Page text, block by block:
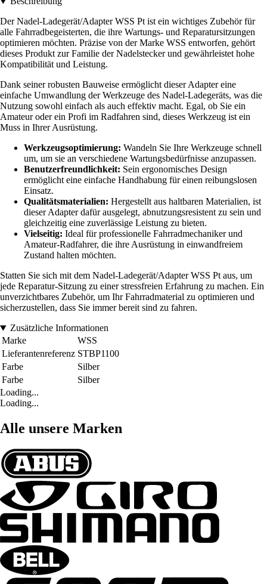
Der Nadel-Ladegerät/Adapter WSS Pt ist ein wichtiges Zubehör für
alle Fahrradbegeisterten, die ihre Wartungs- und Reparatursitzungen
optimieren möchten. Präzise von der Marke WSS entworfen, gehört
dieses Produkt zur Familie der Nadelstecker und gewährleistet hohe
Kompatibilität und Leistung.
Dank seiner robusten Bauweise ermöglicht dieser Adapter eine
einfache Umwandlung der Werkzeuge des Nadel-Ladegeräts, was die
Nutzung sowohl einfach als auch effektiv macht. Egal, ob Sie ein
Amateur oder ein Profi im Radfahren sind, dieses Werkzeug ist ein
Muss in Ihrer Ausrüstung.
Werkzeugsoptimierung: Wandeln Sie Ihre Werkzeuge schnell
um, um sie an verschiedene Wartungsbedürfnisse anzupassen.
Benutzerfreundlichkeit: Sein ergonomisches Design
ermöglicht eine einfache Handhabung für einen reibungslosen
Einsatz.
Qualitätsmaterialien: Hergestellt aus haltbaren Materialien, ist
dieser Adapter dafür ausgelegt, abnutzungsresistent zu sein und
gleichzeitig eine zuverlässige Leistung zu bieten.
Vielseitig: Ideal für professionelle Fahrradmechaniker und
Amateur-Radfahrer, die ihre Ausrüstung in einwandfreiem
Zustand halten möchten.
Statten Sie sich mit dem Nadel-Ladegerät/Adapter WSS Pt aus, um
jede Reparatur-Sitzung zu einer stressfreien Erfahrung zu machen. Ein
unverzichtbares Zubehör, um Ihr Fahrradmaterial zu optimieren und
sicherzustellen, dass Sie immer bereit sind zu fahren.
Zusätzliche Informationen
Marke
WSS
Lieferantenreferenz STBP1100
Farbe
Silber
Farbe
Silber
Loading...
Loading...
Alle unsere Marken